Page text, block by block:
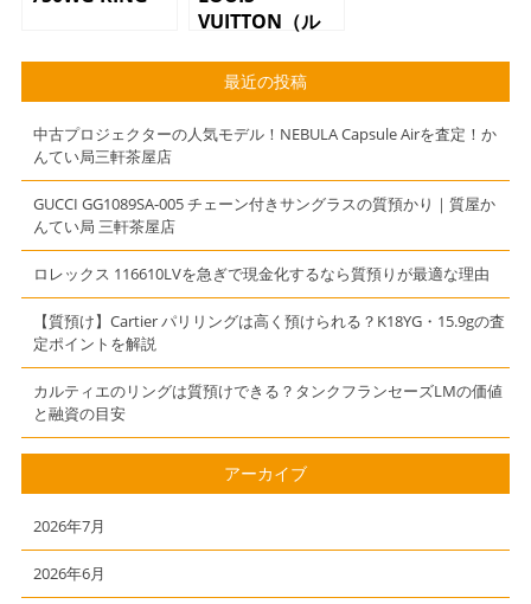
VUITTON（ル
タンブラン
最近の投稿
中古プロジェクターの人気モデル！NEBULA Capsule Airを査定！か
んてい局三軒茶屋店
GUCCI GG1089SA-005 チェーン付きサングラスの質預かり｜質屋か
んてい局 三軒茶屋店
ロレックス 116610LVを急ぎで現金化するなら質預りが最適な理由
【質預け】Cartier パリリングは高く預けられる？K18YG・15.9gの査
定ポイントを解説
カルティエのリングは質預けできる？タンクフランセーズLMの価値
と融資の目安
アーカイブ
2026年7月
2026年6月